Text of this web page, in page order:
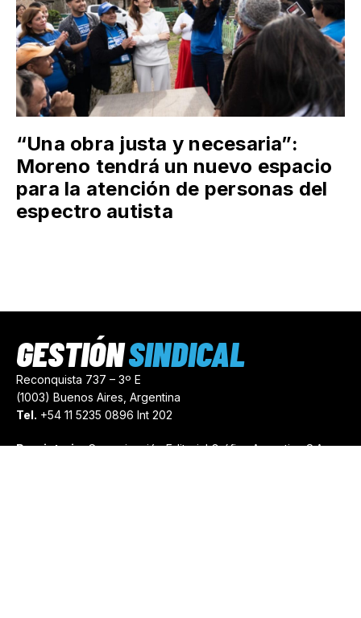
“Una obra justa y necesaria”:
Moreno tendrá un nuevo espacio
para la atención de personas del
espectro autista
Reconquista 737 – 3º E
(1003) Buenos Aires, Argentina
Tel. +54 11 5235 0896 Int 202
Propietario:Comunicación Editorial Gráfica Argentina S.A.
GESTIÓNSINDICAL